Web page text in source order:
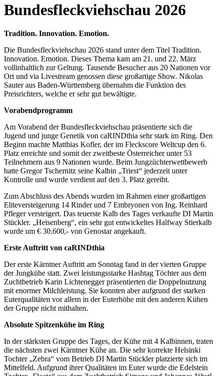
Bundesfleckviehschau 2026
Tradition. Innovation. Emotion.
Die Bundesfleckviehschau 2026 stand unter dem Titel Tradition.
Innovation. Emotion. Dieses Thema kam am 21. und 22. März
vollinhaltlich zur Geltung. Tausende Besucher aus 20 Nationen vor
Ort und via Livestream genossen diese großartige Show. Nikolas
Sauter aus Baden-Württemberg übernahm die Funktion des
Preisrichters, welche er sehr gut bewältigte.
Vorabendprogramm
Am Vorabend der Bundesfleckviehschau präsentierte sich die
Jugend und junge Genetik von caRINDthia sehr stark im Ring. Den
Beginn machte Matthias Kofler, der im Fleckscore Weltcup den 6.
Platz erreichte und somit der zweitbeste Österreicher unter 53
Teilnehmern aus 9 Nationen wurde. Beim Jungzüchterwettbewerb
hatte Gregor Tschernitz seine Kalbin „Triest“ jederzeit unter
Kontrolle und wurde verdient auf den 3. Platz gereiht.
Zum Abschluss des Abends wurden im Rahmen einer großartigen
Eliteversteigerung 14 Rinder und 7 Embryonen von Ing. Reinhard
Pfleger versteigert. Das teuerste Kalb des Tages verkaufte DI Martin
Stückler. „Heisenberg“, ein sehr gut entwickeltes Halfway Stierkalb
wurde um € 30.600,- von Genostar angekauft.
Erste Auftritt von caRINDthia
Der erste Kärntner Auftritt am Sonntag fand in der vierten Gruppe
der Jungkühe statt. Zwei leistungsstarke Hashtag Töchter aus dem
Zuchtbetrieb Karin Lichtenegger präsentierten die Doppelnutzung
mit enormer Milchleistung. Sie konnten aber aufgrund der starken
Euterqualitäten vor allem in der Euterhöhe mit den anderen Kühen
der Gruppe nicht mithalten.
Absolute Spitzenkühe im Ring
In der stärksten Gruppe des Tages, der Kühe mit 4 Kalbinnen, traten
die nächsten zwei Kärntner Kühe an. Die sehr korrekte Helsinki
Tochter „Zebra“ vom Betrieb DI Martin Stückler platzierte sich im
Mittelfeld. Aufgrund ihrer Qualitäten im Euter wurde die Edelstein